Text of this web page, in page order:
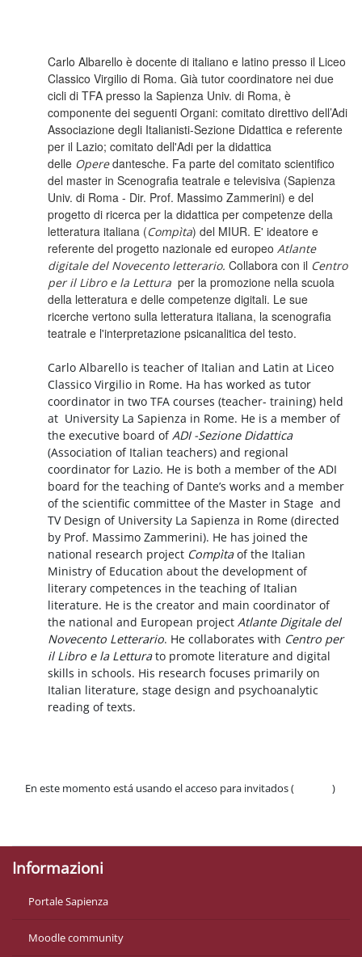
Carlo Albarello è docente di italiano e latino presso il Liceo
Classico Virgilio di Roma. Già tutor coordinatore nei due
cicli di TFA presso la Sapienza Univ. di Roma, è
componente dei seguenti Organi: comitato direttivo dell’Adi
Associazione degli Italianisti-Sezione Didattica e referente
per il Lazio; comitato dell'Adi per la didattica
delle Operedantesche. Fa parte del comitato scientifico
del master in Scenografia teatrale e televisiva (Sapienza
Univ. di Roma - Dir. Prof. Massimo Zammerini) e del
progetto di ricerca per la didattica per competenze della
letteratura italiana (Compìta) del MIUR. E' ideatore e
referente del progetto nazionale ed europeo Atlante
digitale del Novecento letterario.Collabora con il Centro
per il Libro e la Lettura per la promozione nella scuola
della letteratura e delle competenze digitali. Le sue
ricerche vertono sulla letteratura italiana, la scenografia
teatrale e l'interpretazione psicanalitica del testo.
Carlo Albarello is teacher of Italian and Latin at Liceo
Classico Virgilio in Rome. Ha has worked as tutor
coordinator in two TFA courses (teacher- training) held
at University La Sapienza in Rome. He is a member of
the executive board ofADI -Sezione Didattica
(Association of Italian teachers) and regional
coordinator for Lazio. He is both a member of the ADI
board for the teaching of Dante’s works and a member
of the scientific committee of the Master in Stage and
TV Design of University La Sapienza in Rome (directed
by Prof. Massimo Zammerini). He has joined the
national research project Compìtaof the Italian
Ministry of Education about the development of
literary competences in the teaching of Italian
literature. He is the creator and main coordinator of
the national and European projectAtlante Digitale del
Novecento Letterario. He collaborates with Centro per
il Libro e la Letturato promote literature and digital
skills in schools. His research focuses primarily on
Italian literature, stage design and psychoanalytic
reading of texts.
En este momento está usando el acceso para invitados (
)
Informazioni
Portale Sapienza
Moodle community